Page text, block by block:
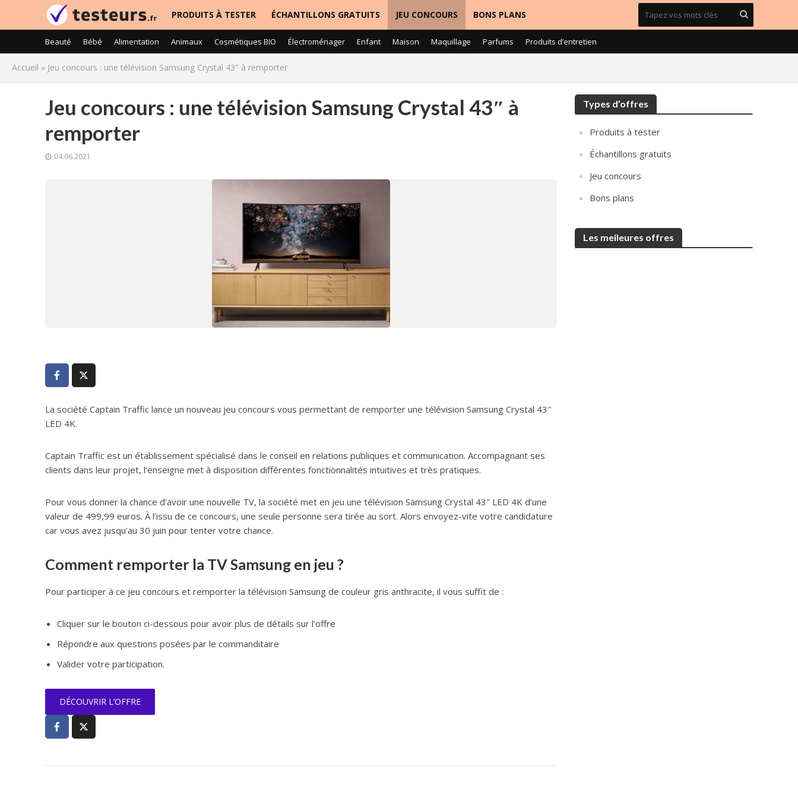
PRODUITS À TESTER ÉCHANTILLONS GRATUITS JEU CONCOURS BONS PLANS
Beauté Bébé Alimentation Animaux Cosmétiques BIO Électroménager Enfant Maison Maquillage Parfums Produits d’entretien
Accueil » Jeu concours : une télévision Samsung Crystal 43″ à remporter
Jeu concours : une télévision Samsung Crystal 43″ à
remporter
04.06.2021
La société Captain Traffic lance un nouveau jeu concours vous permettant de remporter une télévision Samsung Crystal 43″
LED 4K.
Captain Traffic est un établissement spécialisé dans le conseil en relations publiques et communication. Accompagnant ses
clients dans leur projet, l’enseigne met à disposition différentes fonctionnalités intuitives et très pratiques.
Pour vous donner la chance d’avoir une nouvelle TV, la société met en jeu une télévision Samsung Crystal 43″ LED 4K d’une
valeur de 499,99 euros. À l’issu de ce concours, une seule personne sera tirée au sort. Alors envoyez-vite votre candidature
car vous avez jusqu’au 30 juin pour tenter votre chance.
Comment remporter la TV Samsung en jeu ?
Pour participer à ce jeu concours et remporter la télévision Samsung de couleur gris anthracite, il vous suffit de :
Cliquer sur le bouton ci-dessous pour avoir plus de détails sur l’offre
Répondre aux questions posées par le commanditaire
Valider votre participation.
DÉCOUVRIR L’OFFRE
Types d’offres
Produits à tester
Échantillons gratuits
Jeu concours
Bons plans
Les meileures offres